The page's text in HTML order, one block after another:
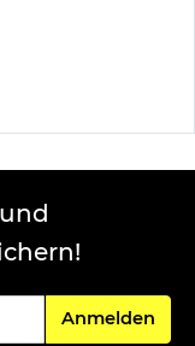
Für den
Anmelden